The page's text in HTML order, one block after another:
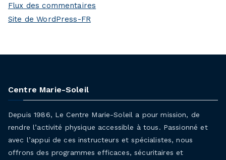
Flux des commentaires
Site de WordPress-FR
Centre Marie-Soleil
Depuis 1986, Le Centre Marie-Soleil a pour mission, de
rendre l’activité physique accessible à tous. Passionné et
avec l’appui de ces instructeurs et spécialistes, nous
offrons des programmes efficaces, sécuritaires et